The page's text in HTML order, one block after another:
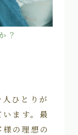
？
ひとりが
ます。最
の理想の